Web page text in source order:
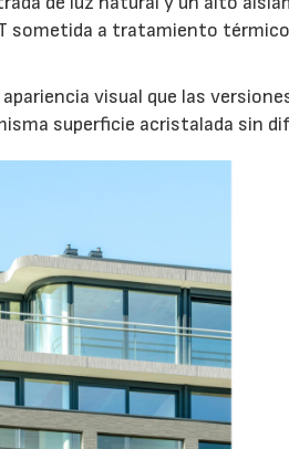
sometida a tratamiento
visual que las
superficie acristalada sin